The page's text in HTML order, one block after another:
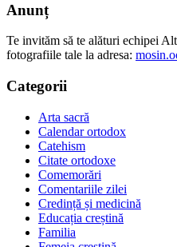
Anunț
Te invităm să te alături echipei
fotografiile tale la adresa:
Categorii
Arta sacră
Calendar ortodox
Catehism
Citate ortodoxe
Comemorări
Comentariile zilei
Credință și medicină
Educația creștină
Familia